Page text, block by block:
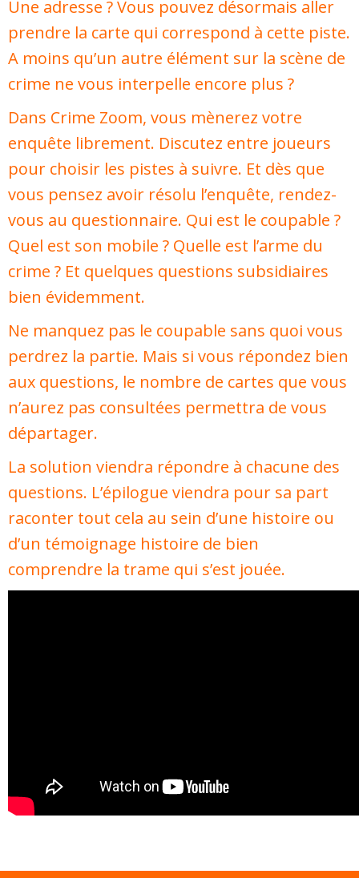
Une adresse ? Vous pouvez désormais aller
prendre la carte qui correspond à cette piste.
A moins qu’un autre élément sur la scène de
crime ne vous interpelle encore plus ?
Dans Crime Zoom, vous mènerez votre
enquête librement. Discutez entre joueurs
pour choisir les pistes à suivre. Et dès que
vous pensez avoir résolu l’enquête, rendez-
vous au questionnaire. Qui est le coupable ?
Quel est son mobile ? Quelle est l’arme du
crime ? Et quelques questions subsidiaires
bien évidemment.
Ne manquez pas le coupable sans quoi vous
perdrez la partie. Mais si vous répondez bien
aux questions, le nombre de cartes que vous
n’aurez pas consultées permettra de vous
départager.
La solution viendra répondre à chacune des
questions. L’épilogue viendra pour sa part
raconter tout cela au sein d’une histoire ou
d’un témoignage histoire de bien
comprendre la trame qui s’est jouée.